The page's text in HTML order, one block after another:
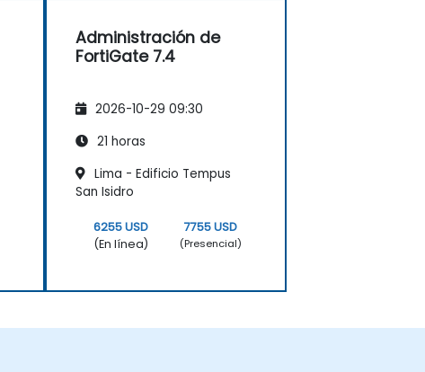
Administración de
FortiGate 7.4
2026-10-29 09:30
21 horas
Lima - Edificio Tempus
San Isidro
6255 USD
(En línea)
7755 USD
(Presencial)